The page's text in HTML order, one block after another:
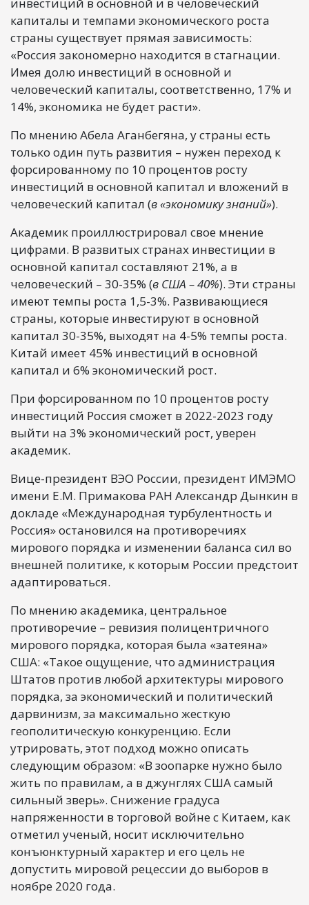
капиталы и темпами экономического роста
страны существует прямая зависимость:
«Россия закономерно находится в стагнации.
Имея долю инвестиций в основной и
человеческий капиталы, соответственно, 17% и
14%, экономика не будет расти».
По мнению Абела Аганбегяна, у страны есть
только один путь развития – нужен переход к
форсированному по 10 процентов росту
инвестиций в основной капитал и вложений в
человеческий капитал (в «экономику знаний»).
Академик проиллюстрировал свое мнение
цифрами. В развитых странах инвестиции в
основной капитал составляют 21%, а в
человеческий – 30-35% (в США – 40%). Эти страны
имеют темпы роста 1,5-3%. Развивающиеся
страны, которые инвестируют в основной
капитал 30-35%, выходят на 4-5% темпы роста.
Китай имеет 45% инвестиций в основной
капитал и 6% экономический рост.
При форсированном по 10 процентов росту
инвестиций Россия сможет в 2022-2023 году
выйти на 3% экономический рост, уверен
академик.
Вице-президент ВЭО России, президент ИМЭМО
имени Е.М. Примакова РАН Александр Дынкин в
докладе «Международная турбулентность и
Россия» остановился на противоречиях
мирового порядка и изменении баланса сил во
внешней политике, к которым России предстоит
адаптироваться.
По мнению академика, центральное
противоречие – ревизия полицентричного
мирового порядка, которая была «затеяна»
США: «Такое ощущение, что администрация
Штатов против любой архитектуры мирового
порядка, за экономический и политический
дарвинизм, за максимально жесткую
геополитическую конкуренцию. Если
утрировать, этот подход можно описать
следующим образом: «В зоопарке нужно было
жить по правилам, а в джунглях США самый
сильный зверь». Снижение градуса
напряженности в торговой войне с Китаем, как
отметил ученый, носит исключительно
конъюнктурный характер и его цель не
допустить мировой рецессии до выборов в
ноябре 2020 года.